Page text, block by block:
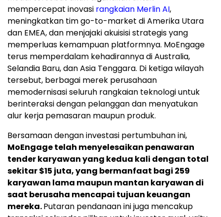
mempercepat inovasi rangkaian Merlin AI,
meningkatkan tim go-to-market diAmerika Utara
dan EMEA, dan menjajaki akuisisi strategis yang
memperluas kemampuan platformnya. MoEngage
terus memperdalam kehadirannya diAustralia,
Selandia Baru, danAsia Tenggara. Di ketiga wilayah
tersebut, berbagai merek perusahaan
memodernisasi seluruh rangkaian teknologi untuk
berinteraksi dengan pelanggan dan menyatukan
alur kerja pemasaran maupun produk.
Bersamaan dengan investasi pertumbuhan ini,
MoEngage telah menyelesaikan penawaran
tender karyawan yang kedua kali dengan total
sekitar$15 juta, yang bermanfaat bagi 259
karyawan lama maupun mantan karyawan di
saat berusaha mencapai tujuan keuangan
mereka.Putaran pendanaan ini juga mencakup